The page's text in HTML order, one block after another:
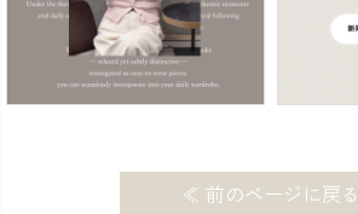
≪ 前のページに戻る